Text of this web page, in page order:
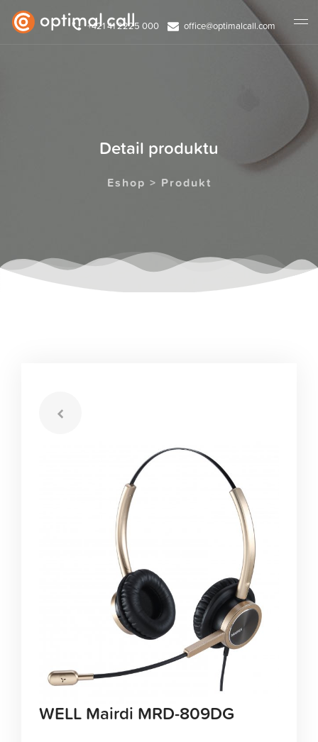
+421 41 2225 000 office@optimalcall.com
Detail produktu
Eshop > Produkt
WELL Mairdi MRD-809DG